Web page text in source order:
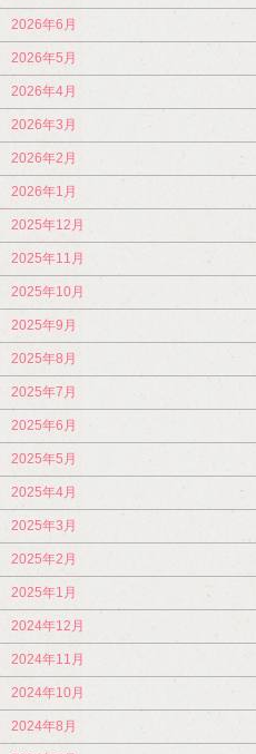
2026年6月
2026年5月
2026年4月
2026年3月
2026年2月
2026年1月
2025年12月
2025年11月
2025年10月
2025年9月
2025年8月
2025年7月
2025年6月
2025年5月
2025年4月
2025年3月
2025年2月
2025年1月
2024年12月
2024年11月
2024年10月
2024年8月